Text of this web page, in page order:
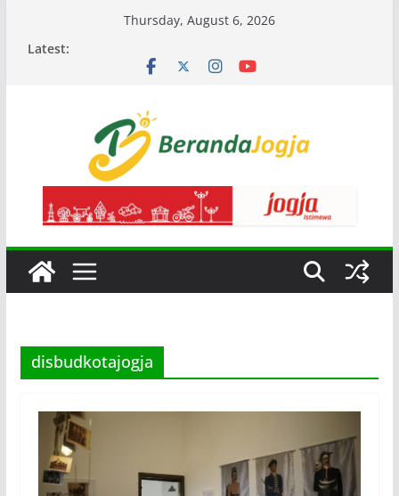
Thursday, August 6, 2026
Latest:
disbudkotajogja